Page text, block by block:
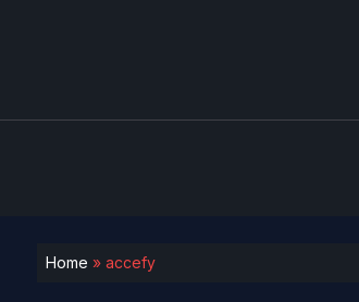
Home » accefy